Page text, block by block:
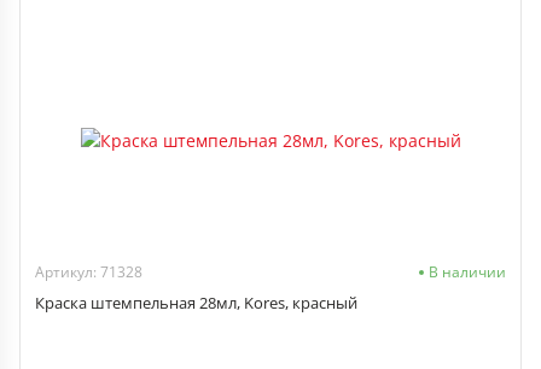
Артикул: 71328 В наличии
Краска штемпельная 28мл, Kores, красный